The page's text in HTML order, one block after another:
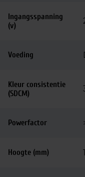
Ingangsspanning
(v)
Voeding
Kleur consistentie
(SDCM)
Powerfactor
Hoogte (mm)